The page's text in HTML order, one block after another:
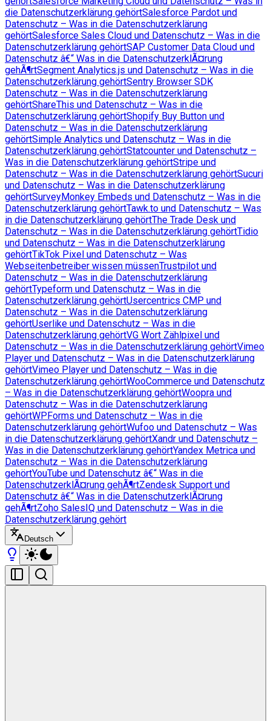
die Datenschutzerklärung gehörtSalesforce Pardot und
Datenschutz – Was in die Datenschutzerklärung
gehörtSalesforce Sales Cloud und Datenschutz – Was in die
Datenschutzerklärung gehörtSAP Customer Data Cloud und
Datenschutz â€“ Was in die DatenschutzerklÃ¤rung
gehÃ¶rtSegment Analytics.js und Datenschutz – Was in die
Datenschutzerklärung gehörtSentry Browser SDK
Datenschutz – Was in die Datenschutzerklärung
gehörtShareThis und Datenschutz – Was in die
Datenschutzerklärung gehörtShopify Buy Button und
Datenschutz – Was in die Datenschutzerklärung
gehörtSimple Analytics und Datenschutz – Was in die
Datenschutzerklärung gehörtStatcounter und Datenschutz –
Was in die Datenschutzerklärung gehörtStripe und
Datenschutz – Was in die Datenschutzerklärung gehörtSucuri
und Datenschutz – Was in die Datenschutzerklärung
gehörtSurveyMonkey Embeds und Datenschutz – Was in die
Datenschutzerklärung gehörtTawk.to und Datenschutz – Was
in die Datenschutzerklärung gehörtThe Trade Desk und
Datenschutz – Was in die Datenschutzerklärung gehörtTidio
und Datenschutz – Was in die Datenschutzerklärung
gehörtTikTok Pixel und Datenschutz – Was
Webseitenbetreiber wissen müssenTrustpilot und
Datenschutz – Was in die Datenschutzerklärung
gehörtTypeform und Datenschutz – Was in die
Datenschutzerklärung gehörtUsercentrics CMP und
Datenschutz – Was in die Datenschutzerklärung
gehörtUserlike und Datenschutz – Was in die
Datenschutzerklärung gehörtVG Wort Zählpixel und
Datenschutz – Was in die Datenschutzerklärung gehörtVimeo
Player und Datenschutz – Was in die Datenschutzerklärung
gehörtVimeo Player und Datenschutz – Was in die
Datenschutzerklärung gehörtWooCommerce und Datenschutz
– Was in die Datenschutzerklärung gehörtWoopra und
Datenschutz – Was in die Datenschutzerklärung
gehörtWPForms und Datenschutz – Was in die
Datenschutzerklärung gehörtWufoo und Datenschutz – Was
in die Datenschutzerklärung gehörtXandr und Datenschutz –
Was in die Datenschutzerklärung gehörtYandex Metrica und
Datenschutz – Was in die Datenschutzerklärung
gehörtYouTube und Datenschutz â€“ Was in die
DatenschutzerklÃ¤rung gehÃ¶rtZendesk Support und
Datenschutz â€“ Was in die DatenschutzerklÃ¤rung
gehÃ¶rtZoho SalesIQ und Datenschutz – Was in die
Datenschutzerklärung gehört
Deutsch